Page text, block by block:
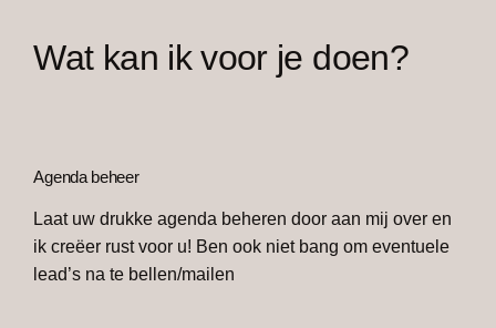
Wat kan ik voor je doen?
Agenda beheer
Laat uw drukke agenda beheren door aan mij over en
ik creëer rust voor u! Ben ook niet bang om eventuele
lead’s na te bellen/mailen